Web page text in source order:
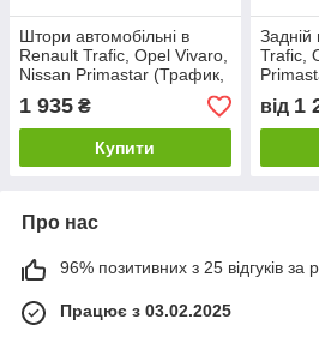
Штори автомобільні в
Renault Trafic, Opel Vivaro,
Nissan Primastar (Трафик,
Віваро, Примастар) бежеві
з
1 935 ₴
Купити
Задній
Trafic,
від 1
Про нас
96% позитивних з 25 відгуків за
Працює з 03.02.2025